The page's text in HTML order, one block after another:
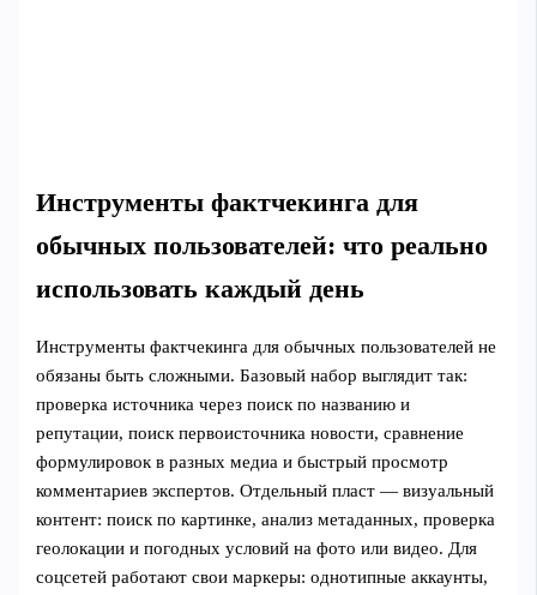
Инструменты фактчекинга для
обычных пользователей: что реально
использовать каждый день
Инструменты фактчекинга для обычных пользователей не
обязаны быть сложными. Базовый набор выглядит так:
проверка источника через поиск по названию и
репутации, поиск первоисточника новости, сравнение
формулировок в разных медиа и быстрый просмотр
комментариев экспертов. Отдельный пласт — визуальный
контент: поиск по картинке, анализ метаданных, проверка
геолокации и погодных условий на фото или видео. Для
соцсетей работают свои маркеры: однотипные аккаунты,